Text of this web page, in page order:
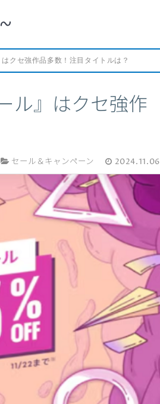
クセ強作品多数！注目タイトルは？
ル』はクセ強作
セール＆キャンペーン 2024.11.06